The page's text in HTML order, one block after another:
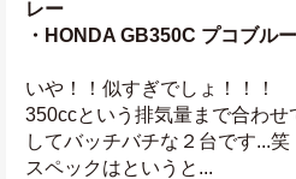
レー
・HONDA GB350C プコブルー
いや！！似すぎでしょ！！！
350ccという排気量まで合わせ
してバッチバチな２台です...笑
スペックはというと...